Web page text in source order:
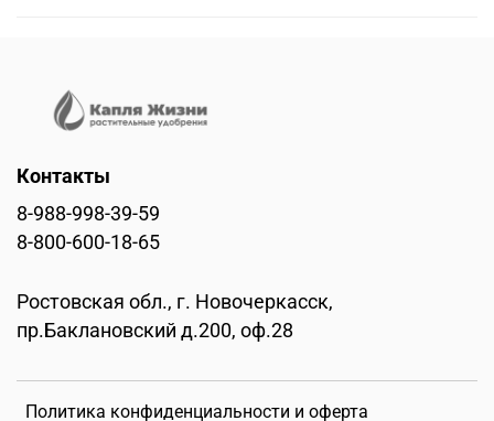
Политика конфиденциальности и оферта
Контакты
8-988-998-39-59
8-800-600-18-65
Ростовская обл., г. Новочеркасск,
пр.Баклановский д.200, оф.28